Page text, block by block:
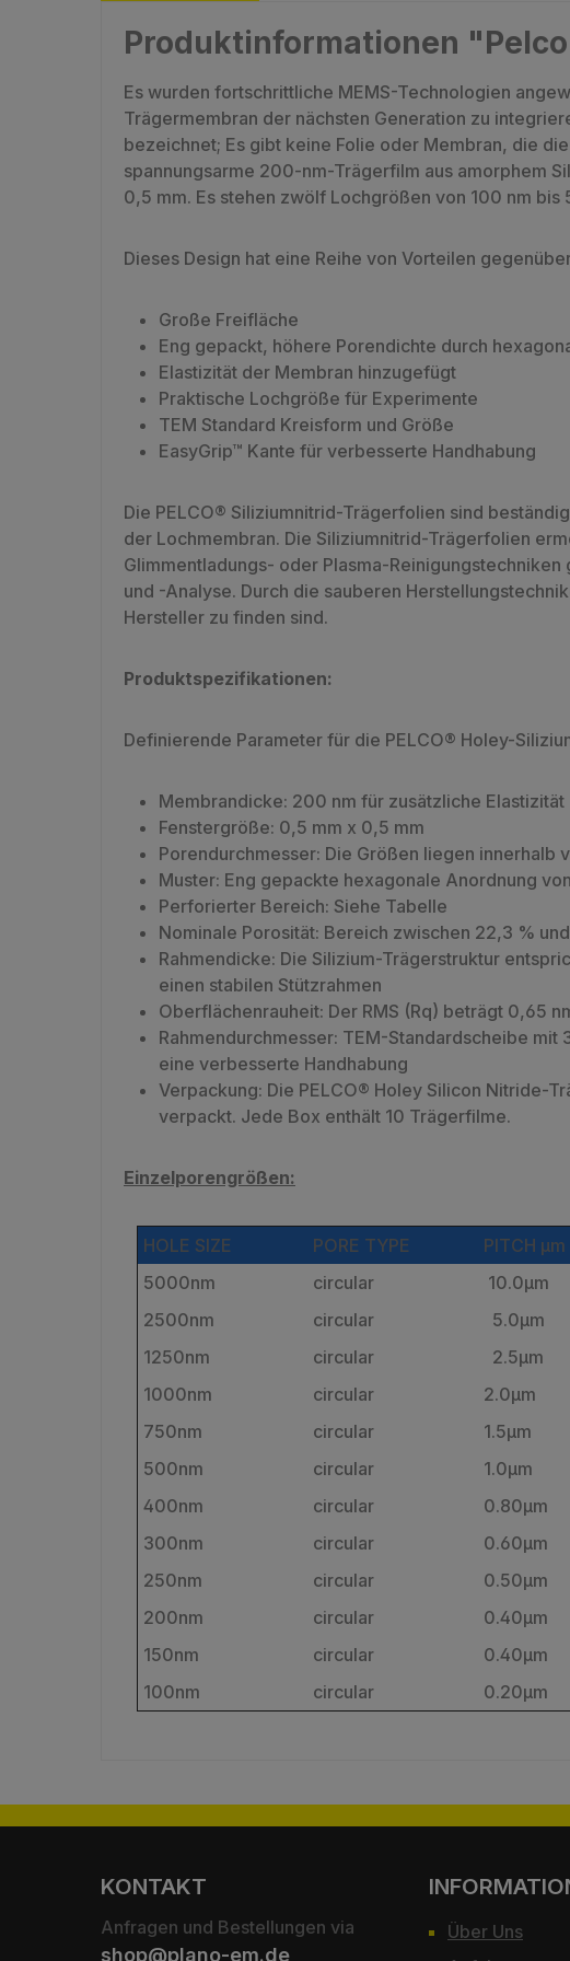
Produktinformationen
Es wurden fortschrittliche MEMS-Technologien
Trägermembran der nächsten Generation zu
bezeichnet; Es gibt keine Folie oder Membran, die
spannungsarme 200-nm-Trägerfilm aus amorphem
0,5 mm. Es stehen zwölf Lochgrößen von 100 nm bis
Dieses Design hat eine Reihe von Vorteilen
Große Freifläche
Eng gepackt, höhere Porendichte durch
Elastizität der Membran hinzugefügt
Praktische Lochgröße für Experimente
TEM Standard Kreisform und Größe
EasyGrip™ Kante für verbesserte Handhabung
Die PELCO® Siliziumnitrid-Trägerfolien sind
der Lochmembran. Die Siliziumnitrid-Trägerfolien
Glimmentladungs- oder Plasma-
und -Analyse. Durch die sauberen
Hersteller zu finden sind.
Produktspezifikationen:
Definierende Parameter für die PELCO® Holey-
Membrandicke: 200 nm für zusätzliche Elastizität
Fenstergröße: 0,5 mm x 0,5 mm
Porendurchmesser: Die Größen liegen innerhalb
Muster: Eng gepackte hexagonale Anordnung
Perforierter Bereich: Siehe Tabelle
Nominale Porosität: Bereich zwischen 22,3 %
Rahmendicke: Die Silizium-Trägerstruktur
einen stabilen Stützrahmen
Oberflächenrauheit: Der RMS (Rq) beträgt 0,65
Rahmendurchmesser: TEM-Standardscheibe
eine verbesserte Handhabung
Verpackung: Die PELCO® Holey Silicon Nitride-
verpackt. Jede Box enthält 10 Trägerfilme.
Einzelporengrößen:
HOLE SIZE PORE TYPE PITCH µm
5000nm
circular 10.0µm
2500nm
circular 5.0µm
1250nm
circular 2.5µm
1000nm
circular 2.0µm
750nm
circular 1.5µm
500nm
circular 1.0µm
400nm
circular 0.80µm
300nm
circular 0.60µm
250nm
circular 0.50µm
200nm
circular 0.40µm
150nm
circular 0.40µm
100nm
circular 0.20µm
KONTAKT
Anfragen und Bestellungen via
shop@plano-em.de
Über Uns